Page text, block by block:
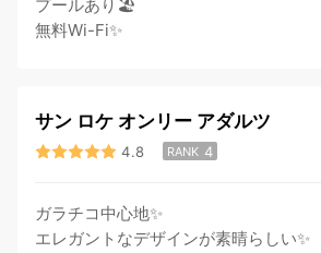
プールあり🏖
無料Wi-Fi✨
サン ロケ オンリー アダルツ
4.8 RANK 4
ガラチコ中心地✨
エレガントなデザインが素晴らしい✨